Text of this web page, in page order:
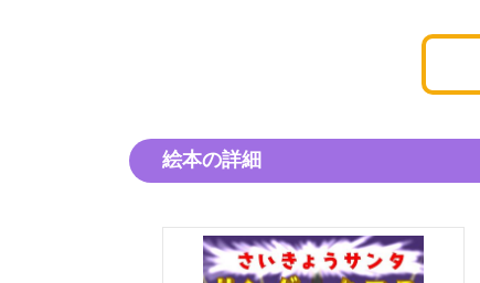
絵本の詳細